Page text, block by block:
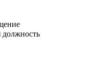
должность